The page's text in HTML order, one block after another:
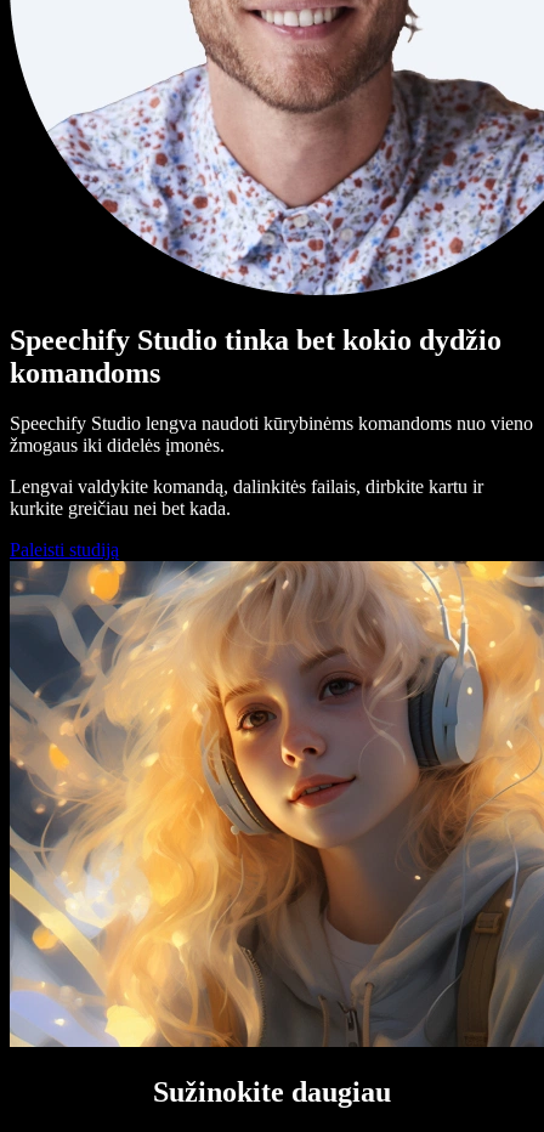
Speechify Studio tinka bet kokio dydžio
komandoms
Speechify Studio lengva naudoti kūrybinėms komandoms nuo vieno
žmogaus iki didelės įmonės.
Lengvai valdykite komandą, dalinkitės failais, dirbkite kartu ir
kurkite greičiau nei bet kada.
Paleisti studiją
Sužinokite daugiau